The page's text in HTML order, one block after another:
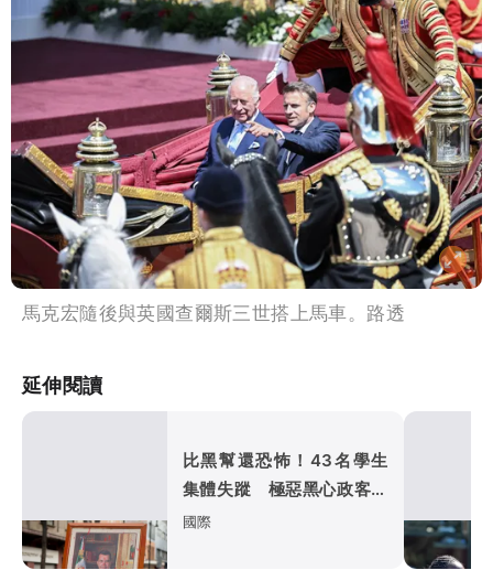
馬克宏隨後與英國查爾斯三世搭上馬車。路透
延伸閱讀
比黑幫還恐怖！43名學生
集體失蹤 極惡黑心政客恐
涉「器官」買賣
國際